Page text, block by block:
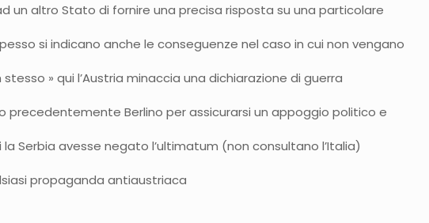
un altro Stato di fornire una precisa risposta su una particolare
si indicano anche le conseguenze nel caso in cui non vengano
» qui l’Austria minaccia una dichiarazione di guerra
precedentemente Berlino per assicurarsi un appoggio politico e
Serbia avesse negato l’ultimatum (non consultano l’Italia)
propaganda antiaustriaca